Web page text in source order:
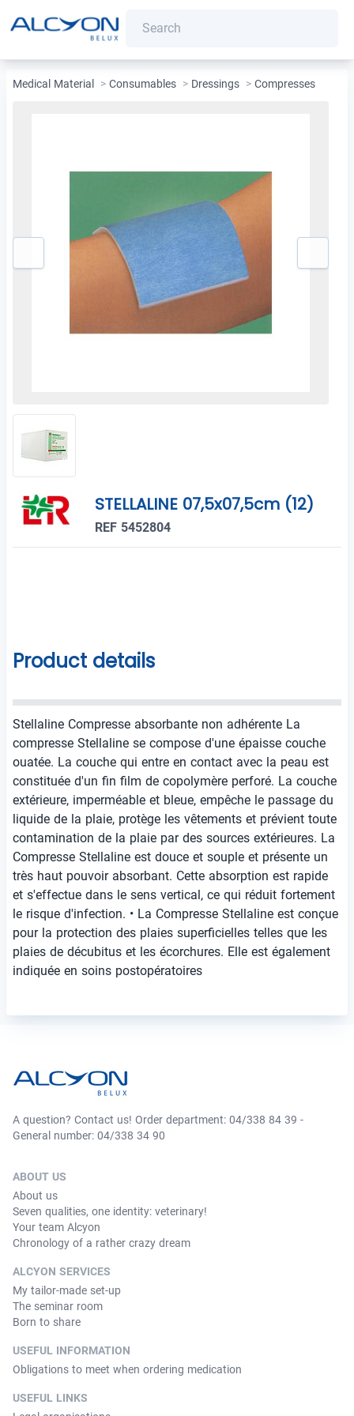
Medical Material > Consumables > Dressings > Compresses
STELLALINE 07,5x07,5cm (12)
REF 5452804
Product details
Stellaline Compresse absorbante non adhérente La
compresse Stellaline se compose d'une épaisse couche
ouatée. La couche qui entre en contact avec la peau est
constituée d'un fin film de copolymère perforé. La couche
extérieure, imperméable et bleue, empêche le passage du
liquide de la plaie, protège les vêtements et prévient toute
contamination de la plaie par des sources extérieures. La
Compresse Stellaline est douce et souple et présente un
très haut pouvoir absorbant. Cette absorption est rapide
et s'effectue dans le sens vertical, ce qui réduit fortement
le risque d'infection. • La Compresse Stellaline est conçue
pour la protection des plaies superficielles telles que les
plaies de décubitus et les écorchures. Elle est également
indiquée en soins postopératoires
A question? Contact us! Order department: 04/338 84 39 -
General number: 04/338 34 90
ABOUT US
About us
Seven qualities, one identity: veterinary!
Your team Alcyon
Chronology of a rather crazy dream
ALCYON SERVICES
My tailor-made set-up
The seminar room
Born to share
USEFUL INFORMATION
Obligations to meet when ordering medication
USEFUL LINKS